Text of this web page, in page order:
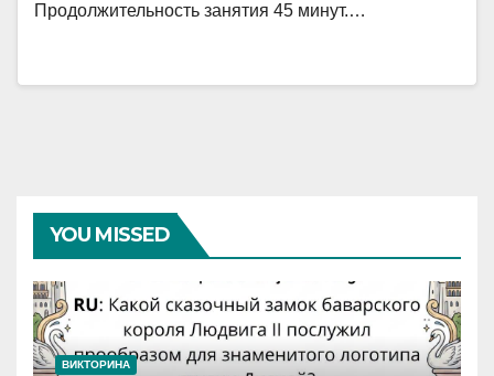
Продолжительность занятия 45 минут.…
YOU MISSED
ВИКТОРИНА